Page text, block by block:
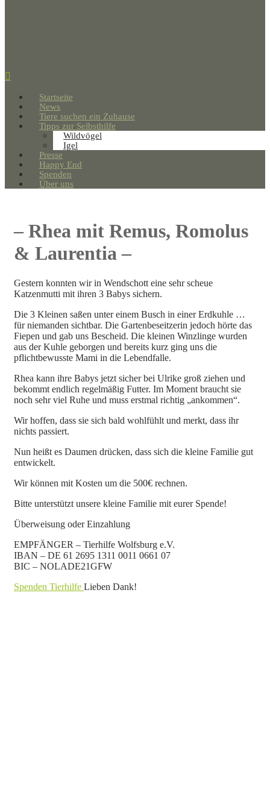
Startseite
News
Tiere suchen ein Zuhause
Tipps zur Selbsthilfe
Wildvögel
Igel
Presse
Happy End
Spenden
Über uns
– Rhea mit Remus, Romolus
& Laurentia –
Gestern konnten wir in Wendschott eine sehr scheue
Katzenmutti mit ihren 3 Babys sichern.
Die 3 Kleinen saßen unter einem Busch in einer Erdkuhle …
für niemanden sichtbar. Die Gartenbeseitzerin jedoch hörte das
Fiepen und gab uns Bescheid. Die kleinen Winzlinge wurden
aus der Kuhle geborgen und bereits kurz ging uns die
pflichtbewusste Mami in die Lebendfalle.
Rhea kann ihre Babys jetzt sicher bei Ulrike groß ziehen und
bekommt endlich regelmäßig Futter. Im Moment braucht sie
noch sehr viel Ruhe und muss erstmal richtig „ankommen“.
Wir hoffen, dass sie sich bald wohlfühlt und merkt, dass ihr
nichts passiert.
Nun heißt es Daumen drücken, dass sich die kleine Familie gut
entwickelt.
Wir können mit Kosten um die 500€ rechnen.
Bitte unterstützt unsere kleine Familie mit eurer Spende!
Überweisung oder Einzahlung
EMPFÄNGER – Tierhilfe Wolfsburg e.V.
IBAN – DE 61 2695 1311 0011 0661 07
BIC – NOLADE21GFW
Spenden Tierhilfe Lieben Dank!